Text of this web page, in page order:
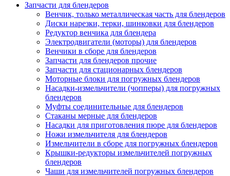
Запчасти для блендеров
Венчик, только металлическая часть для блендеров
Диски нарезки, терки, шинковки для блендеров
Редуктор венчика для блендера
Электродвигатели (моторы) для блендеров
Венчики в сборе для блендеров
Запчасти для блендеров прочие
Запчасти для стационарных блендеров
Моторные блоки для погружных блендеров
Насадки-измельчители (чопперы) для погружных
блендеров
Муфты соединительные для блендеров
Стаканы мерные для блендеров
Насадки для приготовления пюре для блендеров
Ножи измельчителя для блендеров
Измельчители в сборе для погружных блендеров
Крышки-редукторы измельчителей погружных
блендеров
Чаши для измельчителей погружных блендеров